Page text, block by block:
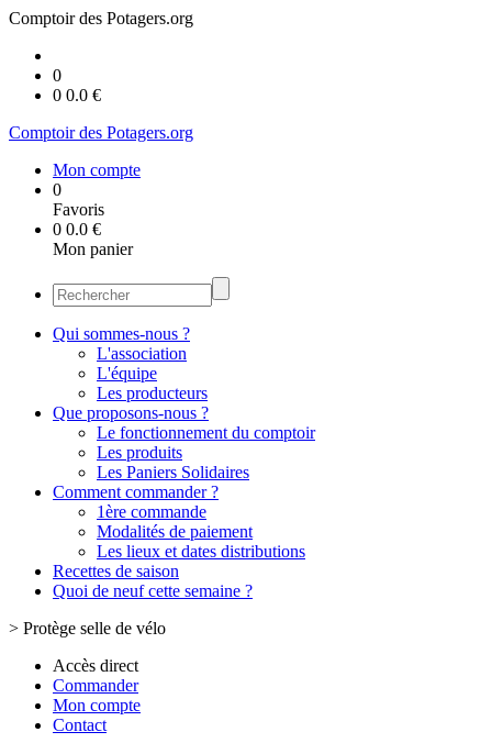
Comptoir des Potagers.org
0
0 0.0 €
Comptoir des Potagers.org
Mon compte
0
Favoris
0 0.0 €
Mon panier
Qui sommes-nous ?
L'association
L'équipe
Les producteurs
Que proposons-nous ?
Le fonctionnement du comptoir
Les produits
Les Paniers Solidaires
Comment commander ?
1ère commande
Modalités de paiement
Les lieux et dates distributions
Recettes de saison
Quoi de neuf cette semaine ?
> Protège selle de vélo
Accès direct
Commander
Mon compte
Contact